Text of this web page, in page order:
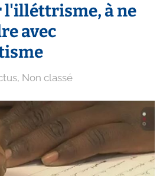
l'illéttrisme, à ne
avec
, Non classé